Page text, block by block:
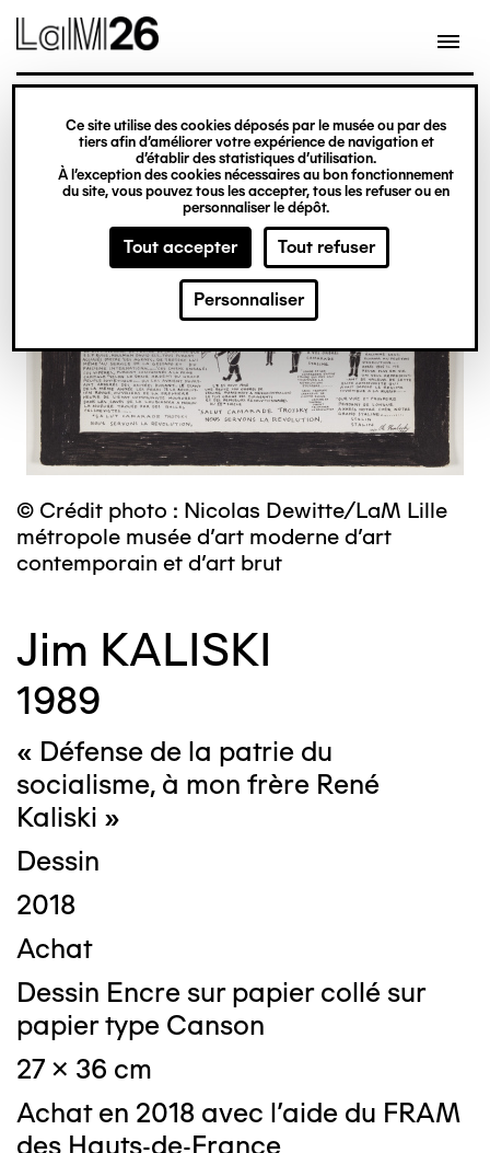
Gestion des cookies
Ce site utilise des cookies déposés par le musée ou par des
tiers afin d’améliorer votre expérience de navigation et
d’établir des statistiques d’utilisation.
À l’exception des cookies nécessaires au bon fonctionnement
du site, vous pouvez tous les accepter, tous les refuser ou en
personnaliser le dépôt.
Tout accepter Tout refuser
Personnaliser
contenu
© Crédit photo : Nicolas Dewitte/LaM Lille
métropole musée d’art moderne d’art
contemporain et d’art brut
Jim KALISKI
1989
« Défense de la patrie du
socialisme, à mon frère René
Kaliski »
Dessin
2018
Achat
Dessin Encre sur papier collé sur
papier type Canson
27 x 36 cm
Achat en 2018 avec l'aide du FRAM
des Hauts-de-France